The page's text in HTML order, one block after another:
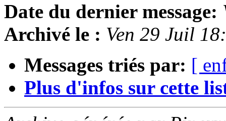
Date du dernier message:
Archivé le : Ven 29 Juil
Messages triés par: [
Plus d'infos sur cette